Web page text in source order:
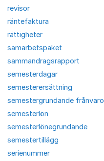
revisor
räntefaktura
rättigheter
samarbetspaket
sammandragsrapport
semesterdagar
semesterersättning
semestergrundande frånvaro
semesterlön
semesterlönegrundande
semestertillägg
serienummer